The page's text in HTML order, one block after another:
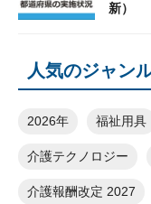
新）
人気のジャン
2026年 福祉用具
介護テクノロジー
介護報酬改定 2027